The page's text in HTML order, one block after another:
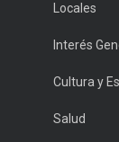
Locales
Interés
Cultura y
Salud